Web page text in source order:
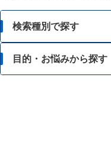
検索種別で探す
目的・お悩みから探す
目的・お悩みから探す